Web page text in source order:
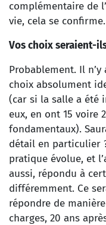
complémentaire de
vie, cela se confirme.
Vos choix seraient-
Probablement. Il
choix absolument
(car si la salle a été
eux, en ont 15 voire
fondamentaux).
détail en particulier
pratique évolue, et
aussi, répondu à
différemment. Ce
répondre de
charges, 20 ans